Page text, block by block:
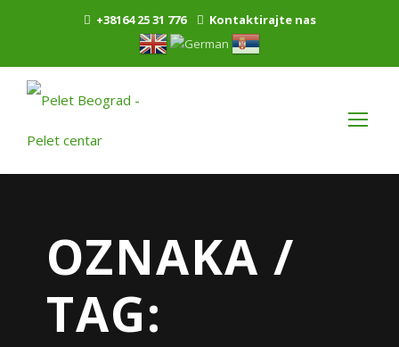
+38164 25 31 776 Kontaktirajte nas
OZNAKA /
TAG: